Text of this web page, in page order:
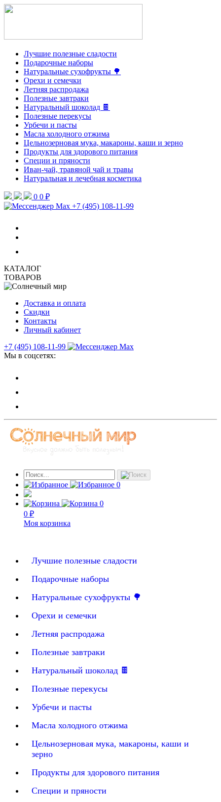
Лучшие полезные сладости
Подарочные наборы
Натуральные сухофрукты 🌳
Орехи и семечки
Летняя распродажа
Полезные завтраки
Натуральный шоколад 🍫
Полезные перекусы
Урбечи и пасты
Масла холодного отжима
Цельнозерновая мука, макароны, каши и зерно
Продукты для здорового питания
Специи и пряности
Иван-чай, травяной чай и травы
Натуральная и лечебная косметика
0 0 ₽
+7 (495) 108-11-99
КАТАЛОГ
ТОВАРОВ
Доставка и оплата
Скидки
Контакты
Личный кабинет
+7 (495) 108-11-99
Мы в соцсетях:
0
0
0 ₽
Моя корзинка
Лучшие полезные сладости
Подарочные наборы
Натуральные сухофрукты 🌳
Орехи и семечки
Летняя распродажа
Полезные завтраки
Натуральный шоколад 🍫
Полезные перекусы
Урбечи и пасты
Масла холодного отжима
Цельнозерновая мука, макароны, каши и
зерно
Продукты для здорового питания
Специи и пряности